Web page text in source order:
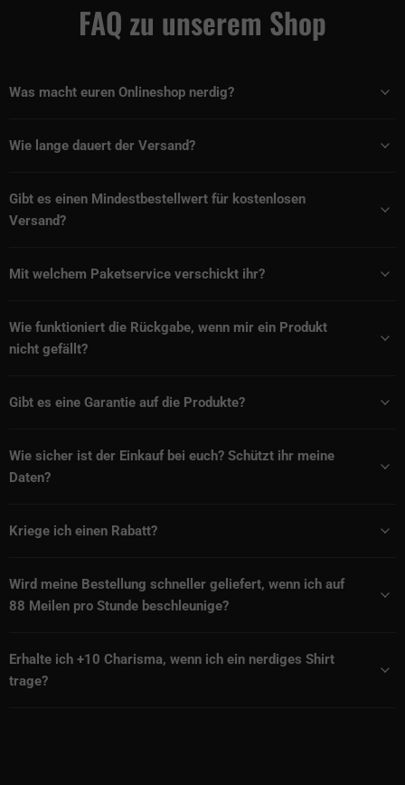
FAQ zu unserem Shop
Was macht euren Onlineshop nerdig?
Wie lange dauert der Versand?
Gibt es einen Mindestbestellwert für kostenlosen
Versand?
Mit welchem Paketservice verschickt ihr?
Wie funktioniert die Rückgabe, wenn mir ein Produkt
nicht gefällt?
Gibt es eine Garantie auf die Produkte?
Wie sicher ist der Einkauf bei euch? Schützt ihr meine
Daten?
Kriege ich einen Rabatt?
Wird meine Bestellung schneller geliefert, wenn ich auf
88 Meilen pro Stunde beschleunige?
Erhalte ich +10 Charisma, wenn ich ein nerdiges Shirt
trage?